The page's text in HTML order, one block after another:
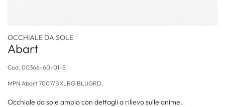
OCCHIALE DA SOLE
Abart
Cod. 00366-60-01-S
MPN Abart 7007/BXLRG BLUGRD
Occhiale da sole ampio con dettagli a rilievo sulle anime.